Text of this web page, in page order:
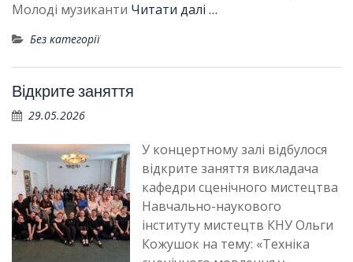
Молоді музиканти Читати далі …
Без категорії
Відкрите заняття
29.05.2026
У концертному залі відбулося
відкрите заняття викладача
кафедри сценічного мистецтва
Навчально-наукового
інституту мистецтв КНУ Ольги
Кожушок на тему: «Техніка